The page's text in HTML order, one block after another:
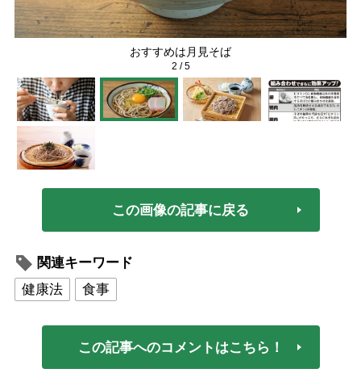
おすすめは月見そば
2 /5
この画像の記事に戻る
関連キーワード
健康法
食事
この記事へのコメントはこちら！